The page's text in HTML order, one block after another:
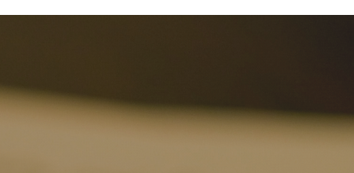
Ուկրաինայի որոշումը